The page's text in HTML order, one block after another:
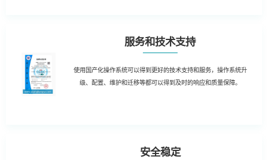
服务和技术支持
使用国产化操作系统可以得到更好的技术支持和服务，操作系统升
级、配置、维护和迁移等都可以得到及时的响应和质量保障。
安全稳定